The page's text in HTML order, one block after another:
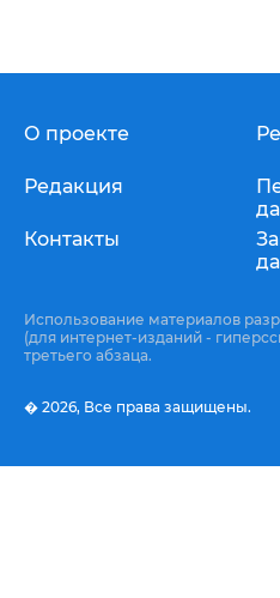
О проекте
Редакция
Контакты
Использование материалов
(для интернет-изданий -
третьего абзаца.
� 2026, Все права защищены.